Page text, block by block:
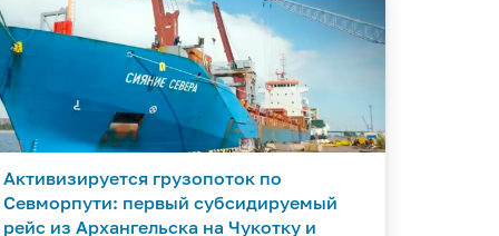
Активизируется грузопоток по
Севморпути: первый субсидируемый
рейс из Архангельска на Чукотку и